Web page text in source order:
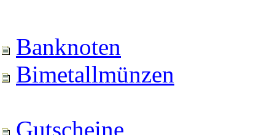
Banknoten
Bimetallmünzen
Gutscheine